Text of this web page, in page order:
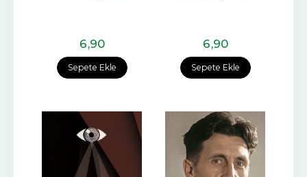
Sepete Ekle
6,90
Sepete Ekle
6,90